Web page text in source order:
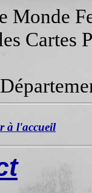
Monde
Cartes
à l'accueil